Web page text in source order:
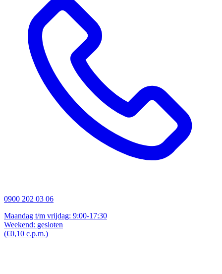
0900 202 03 06
Maandag t/m vrijdag: 9:00-17:30
Weekend: gesloten
(€0,10 c.p.m.)